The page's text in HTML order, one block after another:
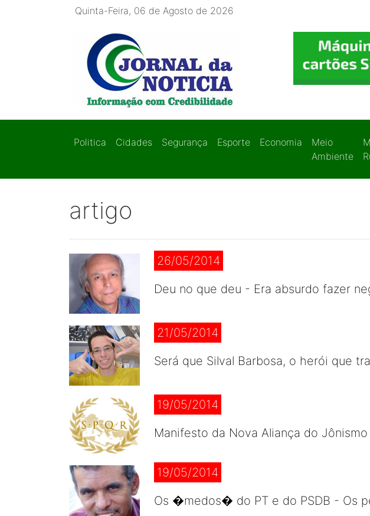
Quinta-Feira, 06 de Agosto de 2026
Politica Cidades Segurança Esporte Economia
Meio
Ambiente
artigo
26/05/2014
Deu no que deu - Era absurdo fazer
21/05/2014
Será que Silval Barbosa, o herói que
19/05/2014
Manifesto da Nova Aliança do
19/05/2014
Os �medos� do PT e do PSDB - Os